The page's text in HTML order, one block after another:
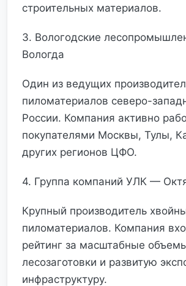
строительных материалов.
3. Вологодские
Вологда
Один из ведущих
пиломатериалов северо-
России. Компания активно
покупателями Москвы, Тулы,
других регионов ЦФО.
4. Группа компаний УЛК —
Крупный производитель
пиломатериалов. Компания
рейтинг за масштабные
лесозаготовки и развитую
инфраструктуру.